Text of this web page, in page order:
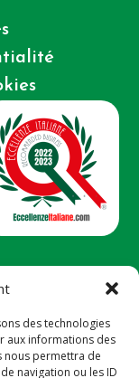
des technologies
aux informations des
nous permettra de
navigation ou les ID
européenne à
à la